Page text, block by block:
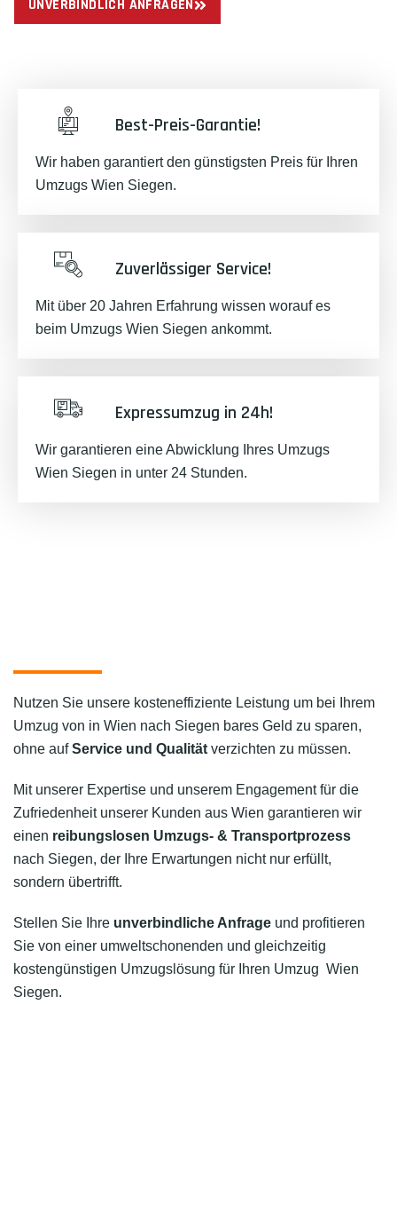
UNVERBINDLICH ANFRAGEN
Best-Preis-Garantie!
Wir haben garantiert den günstigsten Preis für Ihren
Umzugs Wien Siegen.
Zuverlässiger Service!
Mit über 20 Jahren Erfahrung wissen worauf es
beim Umzugs Wien Siegen ankommt.
Expressumzug in 24h!
Wir garantieren eine Abwicklung Ihres Umzugs
Wien Siegen in unter 24 Stunden.
Nutzen Sie unsere kosteneffiziente Leistung um bei Ihrem
Umzug von in Wien nach Siegen bares Geld zu sparen,
ohne aufService und Qualität verzichten zu müssen.
Mit unserer Expertise und unserem Engagement für die
Zufriedenheit unserer Kunden aus Wien garantieren wir
einen reibungslosen Umzugs- & Transportprozess
nach Siegen, der Ihre Erwartungen nicht nur erfüllt,
sondern übertrifft.
Stellen Sie Ihre unverbindliche Anfrage und profitieren
Sie von einer umweltschonenden und gleichzeitig
kostengünstigen Umzugslösung für Ihren Umzug Wien
Siegen.